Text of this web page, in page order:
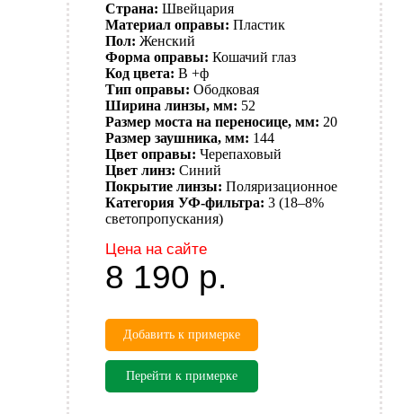
Страна: Швейцария
Материал оправы: Пластик
Пол: Женский
Форма оправы: Кошачий глаз
Код цвета: B +ф
Тип оправы: Ободковая
Ширина линзы, мм: 52
Размер моста на переносице, мм: 20
Размер заушника, мм: 144
Цвет оправы: Черепаховый
Цвет линз: Синий
Покрытие линзы: Поляризационное
Категория УФ-фильтра: 3 (18–8%
светопропускания)
Цена на сайте
8 190 р.
Добавить к примерке
Перейти к примерке